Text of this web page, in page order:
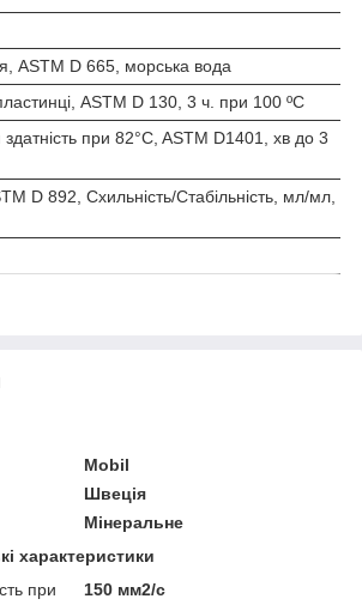
ASTM D 665, морська вода
ASTM D 130, 3 ч. при 100 ºС
при 82°C, ASTM D1401, хв до 3
D 892, Схильність/Стабільність, мл/мл,
Mobil
Швеція
Мінеральне
характеристики
при
150 мм2/с